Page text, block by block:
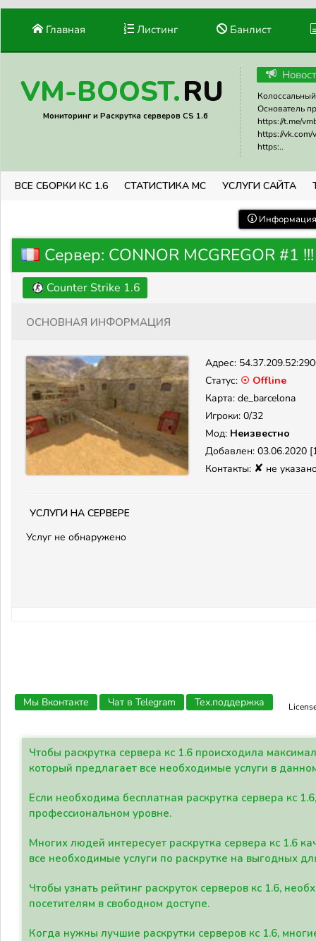
Главная Листинг Банлист
VM-BOOST.RU
Мониторинг и Раскрутка серверов CS 1.6
Основатель
https://t.me/
https://vk.com/
https:..
ВСЕ СБОРКИ КС 1.6 СТАТИСТИКА МС УСЛУГИ САЙТА
Сервер: CONNOR MCGREGOR #1 !!!
Counter Strike 1.6
Основная информация
Адрес:
Статус: ☉ Offline
Карта: de_barcelona
Игроки: 0/32
Мод: Неизвестно
Добавлен: 03.06.2020
Контакты: ✘ не
Услуги на сервере
Услуг не обнаружено
Мы Вконтакте Чат в Telegram Тех.поддержка
Чтобы раскрутка сервера кс 1.6 происходила
который предлагает все необходимые услуги в
Если необходима бесплатная раскрутка сервера кс
профессиональном уровне.
Многих людей интересует раскрутка сервера кс 1.6
все необходимые услуги по раскрутке на выгодных
Чтобы узнать рейтинг раскруток серверов кс 1.6,
посетителям в свободном доступе.
Когда нужны лучшие раскрутки серверов кс 1.6,